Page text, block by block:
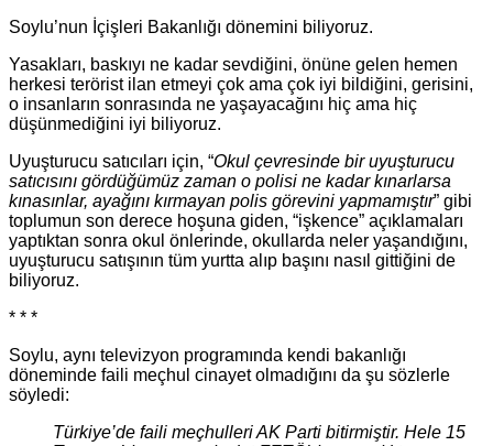
Soylu’nun İçişleri Bakanlığı dönemini biliyoruz.
Yasakları, baskıyı ne kadar sevdiğini, önüne gelen hemen
herkesi terörist ilan etmeyi çok ama çok iyi bildiğini, gerisini,
o insanların sonrasında ne yaşayacağını hiç ama hiç
düşünmediğini iyi biliyoruz.
Uyuşturucu satıcıları için, “Okul çevresinde bir uyuşturucu
satıcısını gördüğümüz zaman o polisi ne kadar kınarlarsa
kınasınlar, ayağını kırmayan polis görevini yapmamıştır” gibi
toplumun son derece hoşuna giden, “işkence” açıklamaları
yaptıktan sonra okul önlerinde, okullarda neler yaşandığını,
uyuşturucu satışının tüm yurtta alıp başını nasıl gittiğini de
biliyoruz.
* * *
Soylu, aynı televizyon programında kendi bakanlığı
döneminde faili meçhul cinayet olmadığını da şu sözlerle
söyledi:
Türkiye’de faili meçhulleri AK Parti bitirmiştir. Hele 15